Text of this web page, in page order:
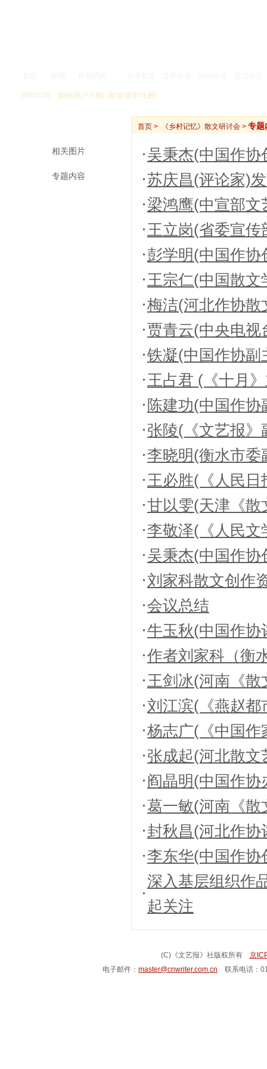
8/9/2026 [网站用户注册] [邮箱登录/注册]
相关图片
专题内容
首页 > 《乡村记忆》散文研讨会 > 专题
吴秉杰(中国作协
苏庆昌(评论家)
梁鸿鹰(中宣部文
王立岗(省委宣传
彭学明(中国作协
王宗仁(中国散
梅洁(河北作协散
贾青云(中央电
铁凝(中国作协副
王占君 (《十月
陈建功(中国作协
张陵(《文艺报》
李晓明(衡水市委
王必胜(《人民
甘以雯(天津《散
李敬泽(《人民文
吴秉杰(中国作协
刘家科散文创作
会议总结
牛玉秋(中国作协
作者刘家科（衡
王剑冰(河南《
刘江滨(《燕赵都
杨志广(《中国作
张成起(河北散文
阎晶明(中国作
葛一敏(河南《散
封秋昌(河北作协
李东华(中国作协
深入基层组织作
起关注
(C)《文艺报》社版权所有 京
电子邮件： master@cnwriter.com.cn 联系电话：